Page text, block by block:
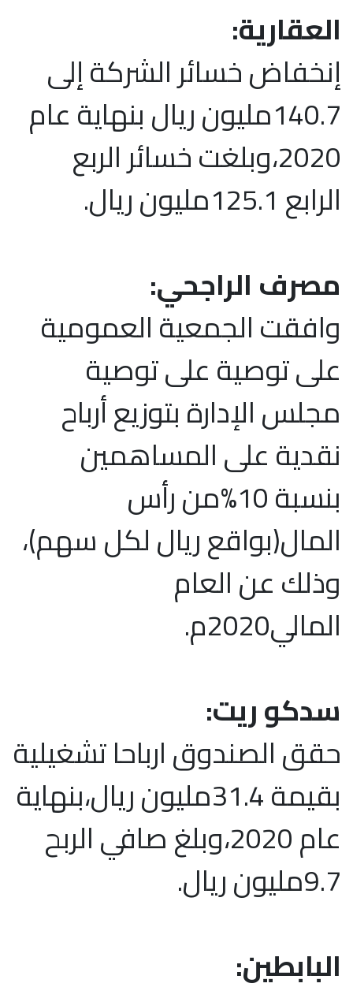
العقارية:
إنخفاض خسائر الشركة إلى
140.7مليون ريال بنهاية عام
2020،وبلغت خسائر الربع
الرابع 125.1مليون ريال.
مصرف الراجحي:
وافقت الجمعية العمومية
على توصية على توصية
مجلس الإدارة بتوزيع أرباح
نقدية على المساهمين
بنسبة 10%من رأس
المال(بواقع ريال لكل سهم)،
وذلك عن العام
المالي2020م.
سدكو ريت:
حقق الصندوق ارباحا تشغيلية
بقيمة 31.4مليون ريال،بنهاية
عام 2020،وبلغ صافي الربح
9.7مليون ريال.
البابطين: